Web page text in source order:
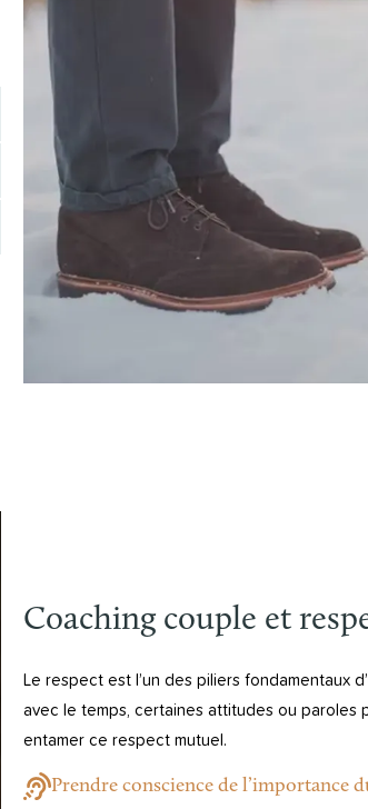
Coaching couple et
Le respect est l’un des piliers fondamentaux
avec le temps, certaines attitudes ou paroles
entamer ce respect mutuel.
Prendre conscience de l’importance